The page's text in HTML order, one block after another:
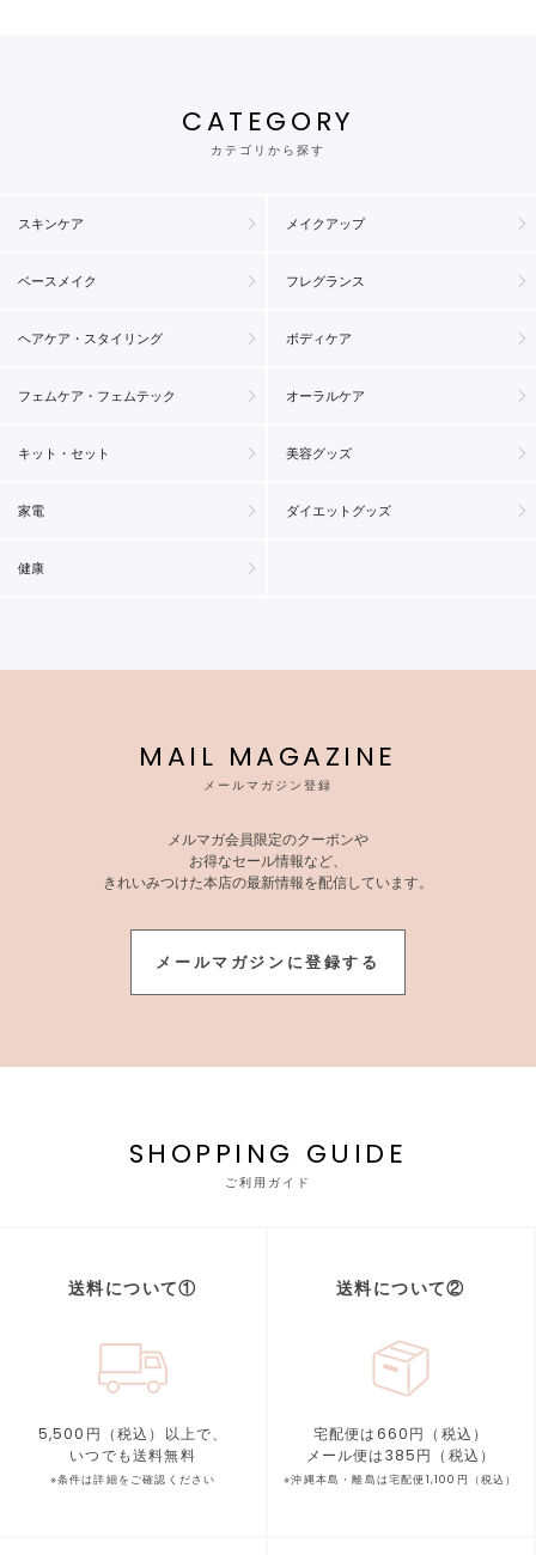
CATEGORY
カテゴリから探す
スキンケア メイクアップ
ベースメイク フレグランス
ヘアケア・スタイリング ボディケア
フェムケア・フェムテック オーラルケア
キット・セット 美容グッズ
家電 ダイエットグッズ
健康
MAIL MAGAZINE
メールマガジン登録
メルマガ会員限定のクーポンや
お得なセール情報など、
きれいみつけた本店の最新情報を配信しています。
メールマガジンに登録する
SHOPPING GUIDE
ご利用ガイド
送料について①
5,500円（税込）以上で、
いつでも送料無料
※条件は詳細をご確認ください
送料について②
宅配便は660円（税込）
メール便は385円（税込）
※沖縄本島・離島は宅配便1,100円（税込）